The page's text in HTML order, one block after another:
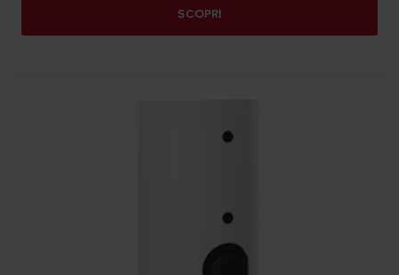
SCOPRI